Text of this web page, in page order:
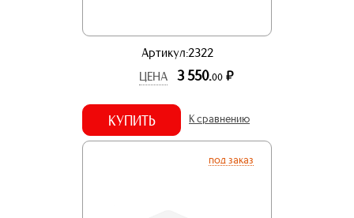
Артикул:2322
ЦЕНА
3 550.00 р.
КУПИТЬ К сравнению
под заказ